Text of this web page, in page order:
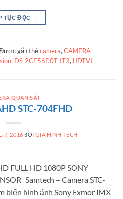
TỤC ĐỌC →
Được gắn thẻcamera, CAMERA
, DS-2CE56D0T-IT3, HDTVI,
QUAN SÁT
STC-704FHD
7, 2016 BỞIGIA MINH TECH
FULL HD 1080P SONY
Samtech – Camera STC-
biến hình ảnh Sony Exmor IMX